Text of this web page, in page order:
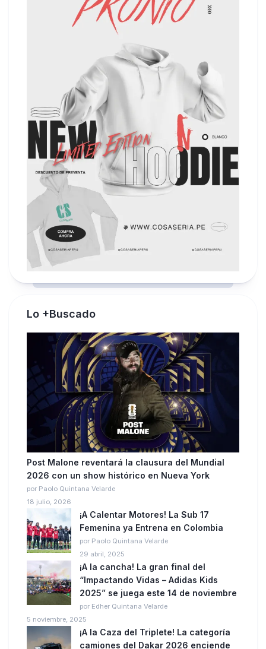
Lo +Buscado
Post Malone reventará la clausura del Mundial
2026 con un show histórico en Nueva York
por Paolo Quintana Velarde
18 julio, 2026
¡A Calentar Motores! La Sub 17
Femenina ya Entrena en Colombia
por Paolo Quintana Velarde
29 abril, 2025
¡A la cancha! La gran final del
“Impactando Vidas – Adidas Kids
2025” se juega este 14 de noviembre
por Edher Quintana Velarde
5 noviembre, 2025
¡A la Caza del Triplete! La categoría
camiones del Dakar 2026 enciende